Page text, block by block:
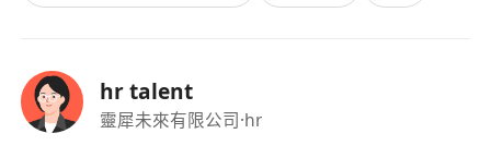
● 具有完整产品开发流程经验者；
● 悉触觉传感技术路线（电阻式、电容式、光学
式、摩擦电式等）。
hr talent
靈犀未來有限公司·hr